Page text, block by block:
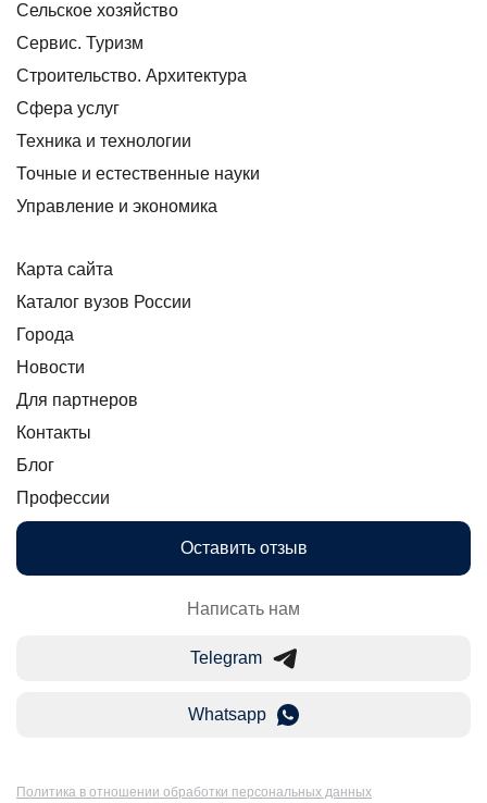
Сельское хозяйство
Сервис. Туризм
Строительство. Архитектура
Сфера услуг
Техника и технологии
Точные и естественные науки
Управление и экономика
Карта сайта
Каталог вузов России
Города
Новости
Для партнеров
Контакты
Блог
Профессии
Оставить отзыв
Написать нам
Telegram
Whatsapp
Политика в отношении обработки персональных данных